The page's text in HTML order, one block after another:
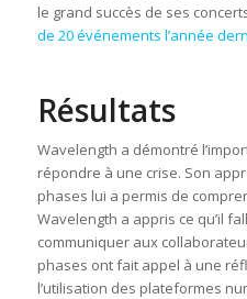
le grand succès de ses
de 20 événements l’année
Résultats
Wavelength a démontré
répondre à une crise. Son
phases lui a permis de
Wavelength a appris ce qu’il
communiquer aux
phases ont fait appel à une
l’utilisation des plateformes